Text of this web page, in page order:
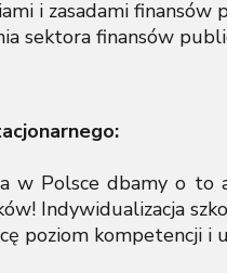
i zasadami finansów
sektora finansów
w Polsce dbamy o
Indywidualizacja
poziom kompetencji i